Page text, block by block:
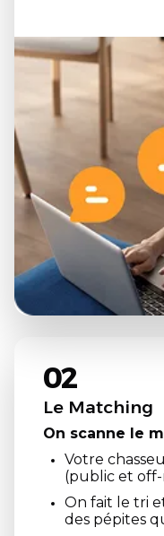
02
Le Matching
On scanne le
Votre
(public et
On fait le tri
des pépites